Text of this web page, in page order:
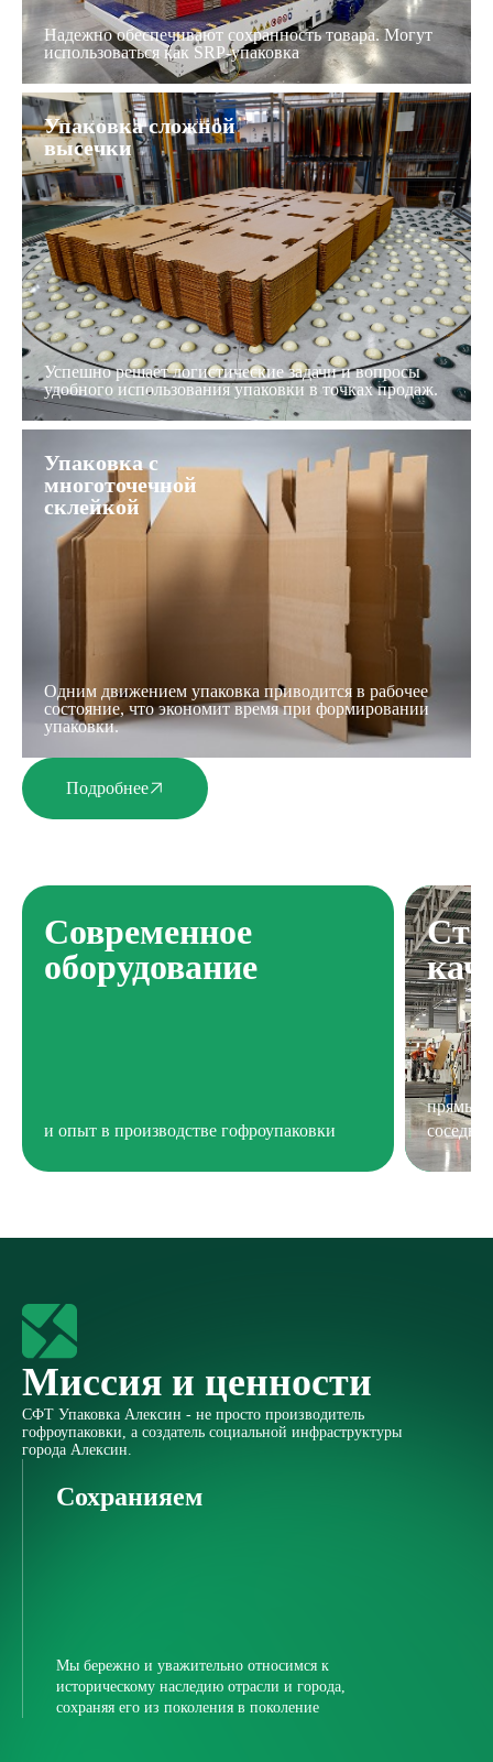
Надежно обеспечивают сохранность товара. Могут
использоваться как SRP-упаковка
Упаковка сложной
высечки
Успешно решает логистические задачи и вопросы
удобного использования упаковки в точках продаж.
Упаковка с
многоточечной
склейкой
Одним движением упаковка приводится в рабочее
состояние, что экономит время при формировании
упаковки.
Подробнее
Современное
оборудование
и опыт в производстве гофроупаковки
прямые
Миссия и ценности
СФТ Упаковка Алексин - не просто производитель
гофроупаковки, а создатель социальной инфраструктуры
города Алексин.
Сохранияем
Мы бережно и уважительно относимся к
историческому наследию отрасли и города,
сохраняя его из поколения в поколение